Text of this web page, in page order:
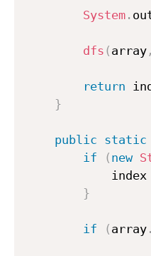
System .
dfs ( array ,
return
}
public static
if
( new
            index
}
if ( array .